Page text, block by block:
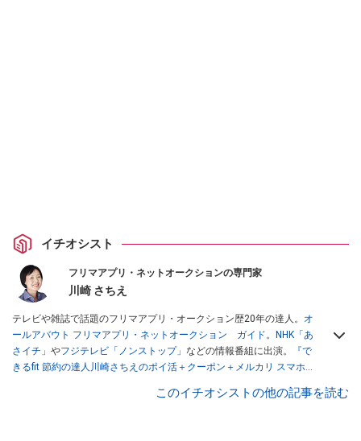
イチオシスト
フリマアプリ・ネットオークションの専門家
川崎 さちえ
テレビや雑誌で話題のフリマアプリ・オークション歴20年の達人。 オ
ールアバウト フリマアプリ・ネットオークション ガイド。
NHK「あ
さイチ」 やフジテレビ「ノンストップ」 などの情報番組に出演。
『で
きるfit 節約の達人川崎さちえのポイ活＋クーポン＋メルカリ スマホで
スマホ1つでスキマ時間に効率的に稼ぐ！』（翔泳社刊） ほか著書多
このイチオシストの他の記事を読む